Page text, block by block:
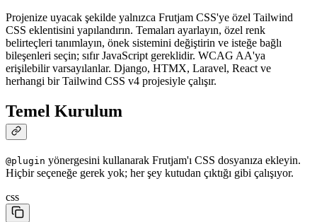
Projenize uyacak şekilde yalnızca Frutjam CSS'ye özel Tailwind
CSS eklentisini yapılandırın. Temaları ayarlayın, özel renk
belirteçleri tanımlayın, önek sistemini değiştirin ve isteğe bağlı
bileşenleri seçin; sıfır JavaScript gereklidir. WCAG AA'ya
erişilebilir varsayılanlar. Django, HTMX, Laravel, React ve
herhangi bir Tailwind CSS v4 projesiyle çalışır.
Temel Kurulum
@plugin yönergesini kullanarak Frutjam'ı CSS dosyanıza ekleyin.
Hiçbir seçeneğe gerek yok; her şey kutudan çıktığı gibi çalışıyor.
css